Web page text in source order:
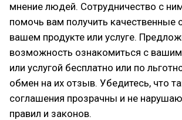
мнение людей. Сотрудничество с
помочь вам получить качественные
вашем продукте или услуге.
возможность ознакомиться с
или услугой бесплатно или по
обмен на их отзыв. Убедитесь, что
соглашения прозрачны и не
правил и законов.